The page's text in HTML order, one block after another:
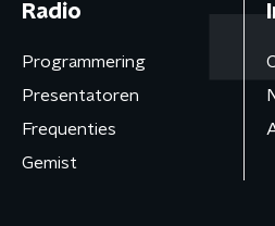
Radio
Programmering
Presentatoren
Frequenties
Gemist